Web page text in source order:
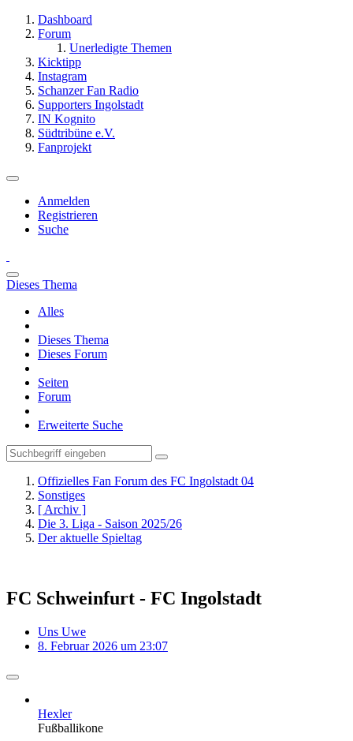
Dashboard
Forum
Unerledigte Themen
Kicktipp
Instagram
Schanzer Fan Radio
Supporters Ingolstadt
IN Kognito
Südtribüne e.V.
Fanprojekt
Anmelden
Registrieren
Suche
Dieses Thema
Alles
Dieses Thema
Dieses Forum
Seiten
Forum
Erweiterte Suche
Offizielles Fan Forum des FC Ingolstadt 04
Sonstiges
[ Archiv ]
Die 3. Liga - Saison 2025/26
Der aktuelle Spieltag
FC Schweinfurt - FC Ingolstadt
Uns Uwe
8. Februar 2026 um 23:07
Hexler
Fußballikone